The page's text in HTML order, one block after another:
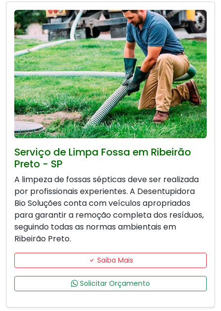
Serviço de Limpa Fossa em Ribeirão
Preto - SP
A limpeza de fossas sépticas deve ser realizada
por profissionais experientes. A Desentupidora
Bio Soluções conta com veículos apropriados
para garantir a remoção completa dos resíduos,
seguindo todas as normas ambientais em
Ribeirão Preto.
Saiba Mais
Solicitar Orçamento